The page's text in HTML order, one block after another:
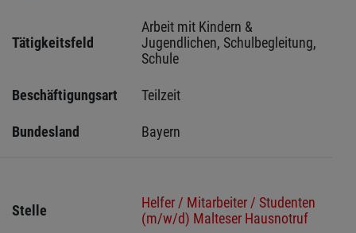
Tätigkeitsfeld
Arbeit mit Kindern &
Jugendlichen, Schulbegleitung,
Schule
Beschäftigungsart Teilzeit
Bundesland Bayern
Stelle
Helfer / Mitarbeiter / Studenten
(m/w/d) Malteser Hausnotruf